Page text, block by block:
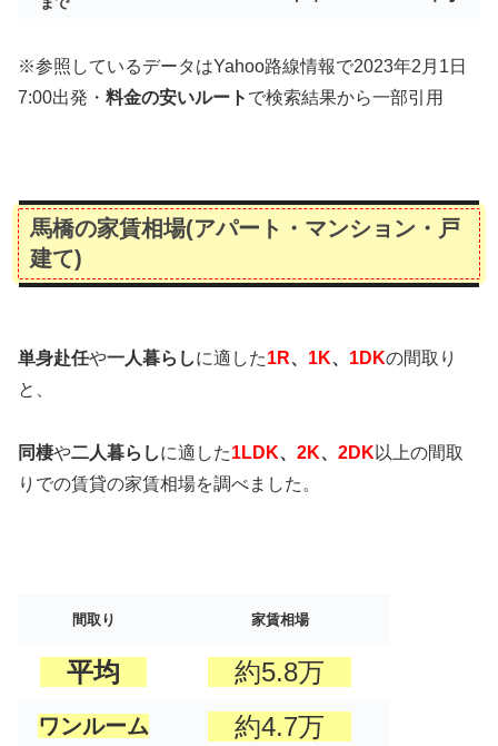
※参照しているデータはYahoo路線情報で2023年2月1日
7:00出発・ 料金の安いルート で検索結果から一部引用
馬橋の家賃相場(アパート・マンション・戸
建て)
単身赴任や一人暮らしに適した1R、 1K、 1DKの間取り
と、
同棲や二人暮らしに適した1LDK、 2K、 2DK 以上の間取
りでの賃貸の家賃相場を調べました。
間取り 家賃相場
平均 約5.8万
ワンルーム 約4.7万